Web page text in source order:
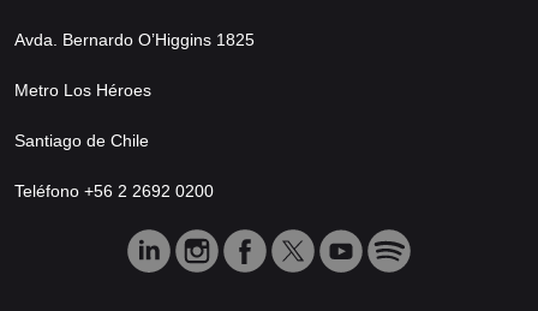
Avda. Bernardo O’Higgins 1825
Metro Los Héroes
Santiago de Chile
Teléfono +56 2 2692 0200